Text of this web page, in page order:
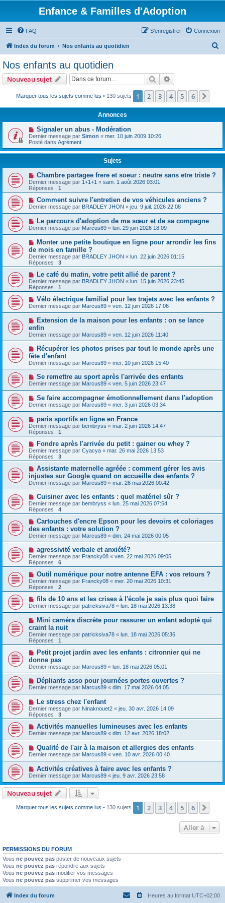
Enfance & Familles d'Adoption
FAQ Connexion
S’enregistrer
Index du forum Nos enfants au quotidien
r
Nos enfants au quotidien
Nouveau sujet Rechercher
Marquer tous les sujets comme lus • 130 sujets 1 2 3 4 5 6
Annonces
Signaler un abus - Modération
Dernier message par Simon « mer. 10 juin 2009 10:26
Posté dans Agrément
Sujets
Chambre partagee frere et soeur : neutre sans etre triste ?
Dernier message par 1+1+1 « sam. 1 août 2026 03:01
Réponses : 1
Comment suivre l'entretien de vos véhicules anciens ?
Dernier message par BRADLEY JHON « jeu. 9 juil. 2026 22:08
Le parcours d'adoption de ma sœur et de sa compagne
Dernier message par Marcus89 « lun. 29 juin 2026 18:09
Monter une petite boutique en ligne pour arrondir les fins
de mois en famille ?
Dernier message par BRADLEY JHON « lun. 22 juin 2026 01:15
Réponses : 3
Le café du matin, votre petit allié de parent ?
Dernier message par BRADLEY JHON « lun. 15 juin 2026 23:45
Réponses : 1
Vélo électrique familial pour les trajets avec les enfants ?
Dernier message par Marcus89 « ven. 12 juin 2026 17:06
Extension de la maison pour les enfants : on se lance
enfin
Dernier message par Marcus89 « ven. 12 juin 2026 11:40
Récupérer les photos prises par tout le monde après une
fête d'enfant
Dernier message par Marcus89 « mer. 10 juin 2026 15:40
Se remettre au sport après l'arrivée des enfants
Dernier message par Marcus89 « ven. 5 juin 2026 23:47
Se faire accompagner émotionnellement dans l'adoption
Dernier message par Marcus89 « mer. 3 juin 2026 03:34
paris sportifs en ligne en France
Dernier message par bembryss « mar. 2 juin 2026 14:47
Réponses : 1
Fondre après l'arrivée du petit : gainer ou whey ?
Dernier message par Cyacya « mar. 26 mai 2026 13:53
Réponses : 3
Assistante maternelle agréée : comment gérer les avis
injustes sur Google quand on accueille des enfants ?
Dernier message par Marcus89 « mar. 26 mai 2026 00:42
Cuisiner avec les enfants : quel matériel sûr ?
Dernier message par bembryss « lun. 25 mai 2026 07:54
Réponses : 4
Cartouches d'encre Epson pour les devoirs et coloriages
des enfants : votre solution ?
Dernier message par Marcus89 « dim. 24 mai 2026 00:05
agressivité verbale et anxiété?
Dernier message par Francky08 « ven. 22 mai 2026 09:05
Réponses : 6
Outil numérique pour notre antenne EFA : vos retours ?
Dernier message par Francky08 « mer. 20 mai 2026 10:31
Réponses : 2
fils de 10 ans et les crises à l'école je sais plus quoi faire
Dernier message par patricksiva78 « lun. 18 mai 2026 13:38
Mini caméra discrète pour rassurer un enfant adopté qui
craint la nuit
Dernier message par patricksiva78 « lun. 18 mai 2026 05:36
Réponses : 1
Petit projet jardin avec les enfants : citronnier qui ne
donne pas
Dernier message par Marcus89 « lun. 18 mai 2026 05:01
Dépliants asso pour journées portes ouvertes ?
Dernier message par Marcus89 « dim. 17 mai 2026 04:05
Le stress chez l'enfant
Dernier message par Ninaknouet2 « jeu. 30 avr. 2026 14:09
Réponses : 3
Activités manuelles lumineuses avec les enfants
Dernier message par Marcus89 « dim. 12 avr. 2026 18:02
Qualité de l'air à la maison et allergies des enfants
Dernier message par Marcus89 « ven. 10 avr. 2026 00:40
Activités créatives à faire avec les enfants ?
Dernier message par Marcus89 « jeu. 9 avr. 2026 23:58
Nouveau sujet
Marquer tous les sujets comme lus • 130 sujets 1 2 3 4 5 6
Aller à
PERMISSIONS DU FORUM
Vous ne pouvez pas poster de nouveaux sujets
Vous ne pouvez pas répondre aux sujets
Vous ne pouvez pas modifier vos messages
Vous ne pouvez pas supprimer vos messages
Index du forum Heures au format UTC+02:00